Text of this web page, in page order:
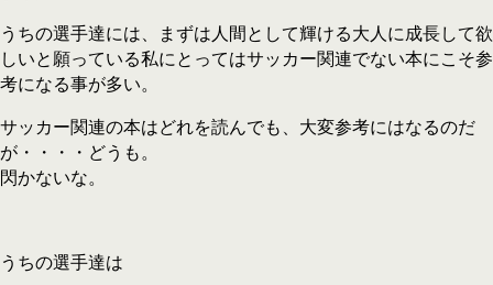
うちの選手達には、まずは人間として輝ける大人に成長して欲
しいと願っている私にとってはサッカー関連でない本にこそ参
考になる事が多い。
サッカー関連の本はどれを読んでも、大変参考にはなるのだ
が・・・・どうも。
閃かないな。
うちの選手達は